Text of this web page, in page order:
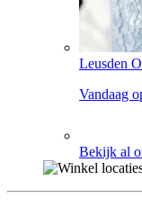
Leusden
Vandaag
Bekijk al